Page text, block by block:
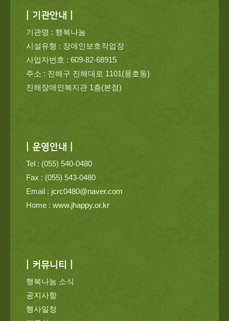
| 기관안내 |
기관명 : 행복나눔
시설유형 : 장애인보호작업장
사업자번호 : 609-82-68915
주소 : 진해구 진해대로 1101(풍호동)
진해장애인복지관 1층(본점)
| 운영안내 |
Tel : (055) 540-0480
Fax : (055) 543-0480
Email : jcrc0480@naver.com
Home : www.jhappy.or.kr
| 커뮤니티 |
행복나눔 소식
공지사항
행사일정